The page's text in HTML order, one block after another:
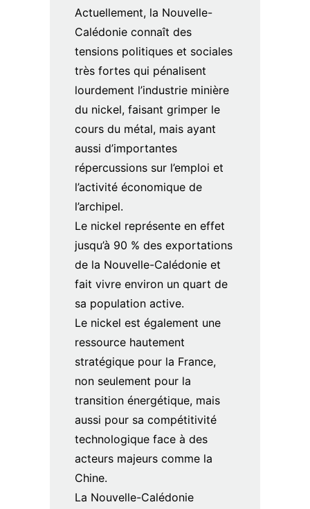
Actuellement, la Nouvelle-
Calédonie connaît des
tensions politiques et sociales
très fortes qui pénalisent
lourdement l’industrie minière
du nickel, faisant grimper le
cours du métal, mais ayant
aussi d’importantes
répercussions sur l’emploi et
l’activité économique de
l’archipel.
Le nickel représente en effet
jusqu’à 90 % des exportations
de la Nouvelle-Calédonie et
fait vivre environ un quart de
sa population active.
Le nickel est également une
ressource hautement
stratégique pour la France,
non seulement pour la
transition énergétique, mais
aussi pour sa compétitivité
technologique face à des
acteurs majeurs comme la
Chine.
La Nouvelle-Calédonie